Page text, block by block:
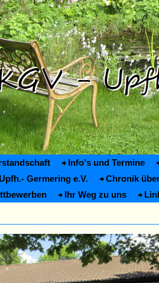
Info's und Termine
Germering e.V.
Chronik
Ihr Weg zu uns